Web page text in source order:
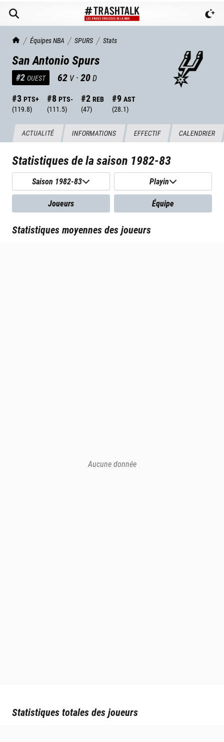
TrashTalk Actu NBA
Équipes NBA SPURS Stats
San Antonio Spurs
#2 OUEST 62 V ·20D
#3 PTS+
(119.8)
#8 PTS-
(111.5)
#2 REB
(47)
#9 AST
(28.1)
ACTUALITÉ INFORMATIONS EFFECTIF CALENDRIER
Statistiques de la saison 1982-83
Saison 1982-83 Playin
Joueurs Équipe
Statistiques moyennes des joueurs
Aucune donnée
Statistiques totales des joueurs